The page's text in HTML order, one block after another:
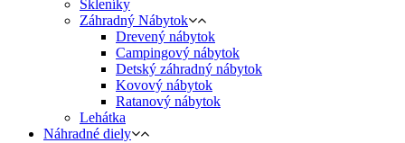
Skleníky
Záhradný Nábytok
Drevený nábytok
Campingový nábytok
Detský záhradný nábytok
Kovový nábytok
Ratanový nábytok
Lehátka
Náhradné diely